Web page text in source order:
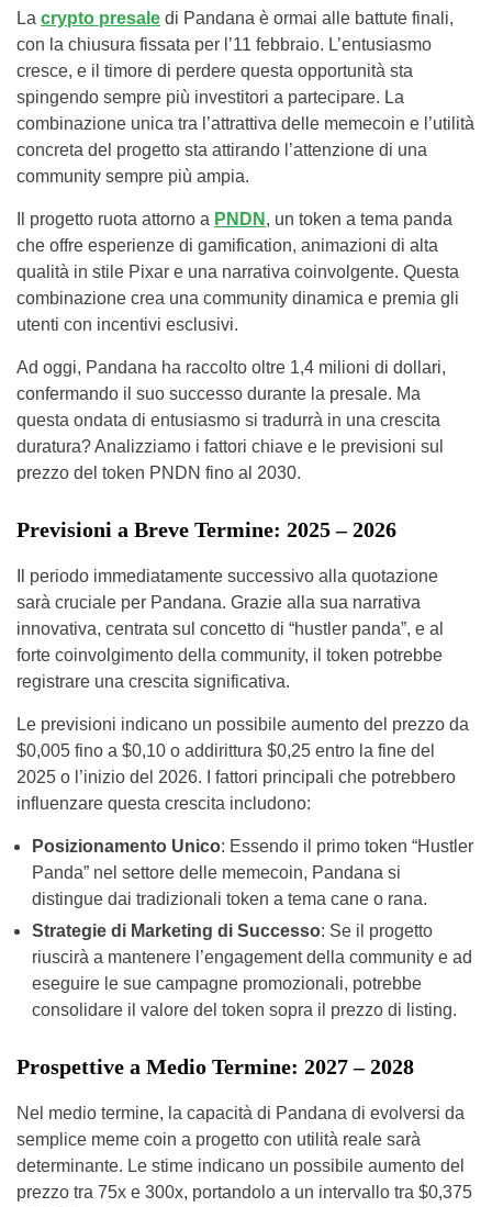
La crypto presale di Pandana è ormai alle battute finali,
con la chiusura fissata per l’11 febbraio. L’entusiasmo
cresce, e il timore di perdere questa opportunità sta
spingendo sempre più investitori a partecipare. La
combinazione unica tra l’attrattiva delle memecoin e l’utilità
concreta del progetto sta attirando l’attenzione di una
community sempre più ampia.
Il progetto ruota attorno a PNDN , un token a tema panda
che offre esperienze di gamification, animazioni di alta
qualità in stile Pixar e una narrativa coinvolgente. Questa
combinazione crea una community dinamica e premia gli
utenti con incentivi esclusivi.
Ad oggi, Pandana ha raccolto oltre 1,4 milioni di dollari,
confermando il suo successo durante la presale. Ma
questa ondata di entusiasmo si tradurrà in una crescita
duratura? Analizziamo i fattori chiave e le previsioni sul
prezzo del token PNDN fino al 2030.
Previsioni a Breve Termine: 2025 – 2026
Il periodo immediatamente successivo alla quotazione
sarà cruciale per Pandana. Grazie alla sua narrativa
innovativa, centrata sul concetto di “hustler panda”, e al
forte coinvolgimento della community, il token potrebbe
registrare una crescita significativa.
Le previsioni indicano un possibile aumento del prezzo da
$0,005 fino a $0,10 o addirittura $0,25 entro la fine del
2025 o l’inizio del 2026. I fattori principali che potrebbero
influenzare questa crescita includono:
Posizionamento Unico: Essendo il primo token “Hustler
Panda” nel settore delle memecoin, Pandana si
distingue dai tradizionali token a tema cane o rana.
Strategie di Marketing di Successo: Se il progetto
riuscirà a mantenere l’engagement della community e ad
eseguire le sue campagne promozionali, potrebbe
consolidare il valore del token sopra il prezzo di listing.
Prospettive a Medio Termine: 2027 – 2028
Nel medio termine, la capacità di Pandana di evolversi da
semplice meme coin a progetto con utilità reale sarà
determinante. Le stime indicano un possibile aumento del
prezzo tra 75x e 300x, portandolo a un intervallo tra $0,375